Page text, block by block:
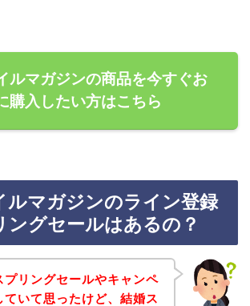
ルマガジンの商品を今すぐお
購入したい方はこちら
ルマガジンのライン登録
ングセールはあるの？
プリングセールやキャンペ
ていて思ったけど、結婚ス